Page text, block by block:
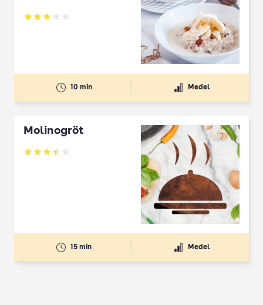
Betyg: 2.74 av 5
10 min Medel
Molinogröt
Betyg: 3.51 av 5
15 min Medel